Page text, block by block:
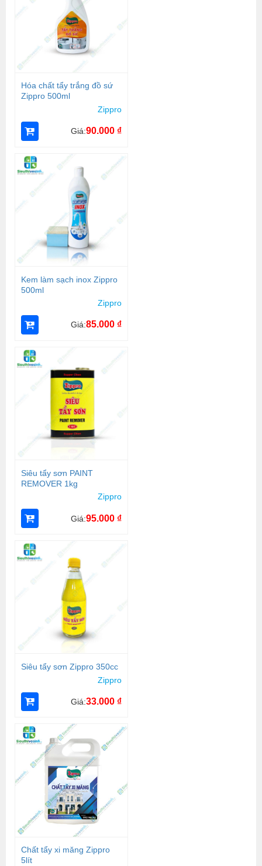
Hóa chất tẩy trắng đồ sứ
Zippro 500ml
Zippro
Giá:90.000 ₫
Kem làm sạch inox Zippro
500ml
Zippro
Giá:85.000 ₫
Siêu tẩy sơn PAINT
REMOVER 1kg
Zippro
Giá:95.000 ₫
Siêu tẩy sơn Zippro 350cc
Zippro
Giá:33.000 ₫
Chất tẩy xi măng Zippro
5lít